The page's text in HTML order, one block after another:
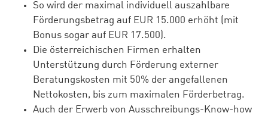
So wird der maximal individuell auszahlbare
Förderungsbetrag auf EUR 15.000 erhöht (mit
Bonus sogar auf EUR 17.500).
Die österreichischen Firmen erhalten
Unterstützung durch Förderung externer
Beratungskosten mit 50% der angefallenen
Nettokosten, bis zum maximalen Förderbetrag.
Auch der Erwerb von Ausschreibungs-Know-how